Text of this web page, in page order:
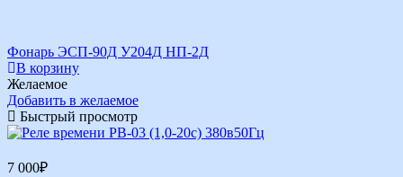
Фонарь ЭСП-90Д У204Д НП-2Д
В корзину
Желаемое
Добавить в желаемое
Быстрый просмотр
7 000₽